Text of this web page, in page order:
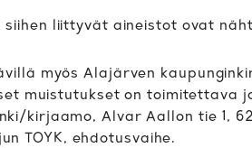
siihen liittyvät aineistot ovat
myös Alajärven
muistutukset on toimitettava
kirjaamo, Alvar Aallon tie 1,
TOYK, ehdotusvaihe.